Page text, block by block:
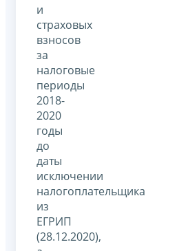
и
страховых
взносов
за
налоговые
периоды
2018-
2020
годы
до
даты
исключении
налогоплательщика
из
ЕГРИП
(28.12.2020),